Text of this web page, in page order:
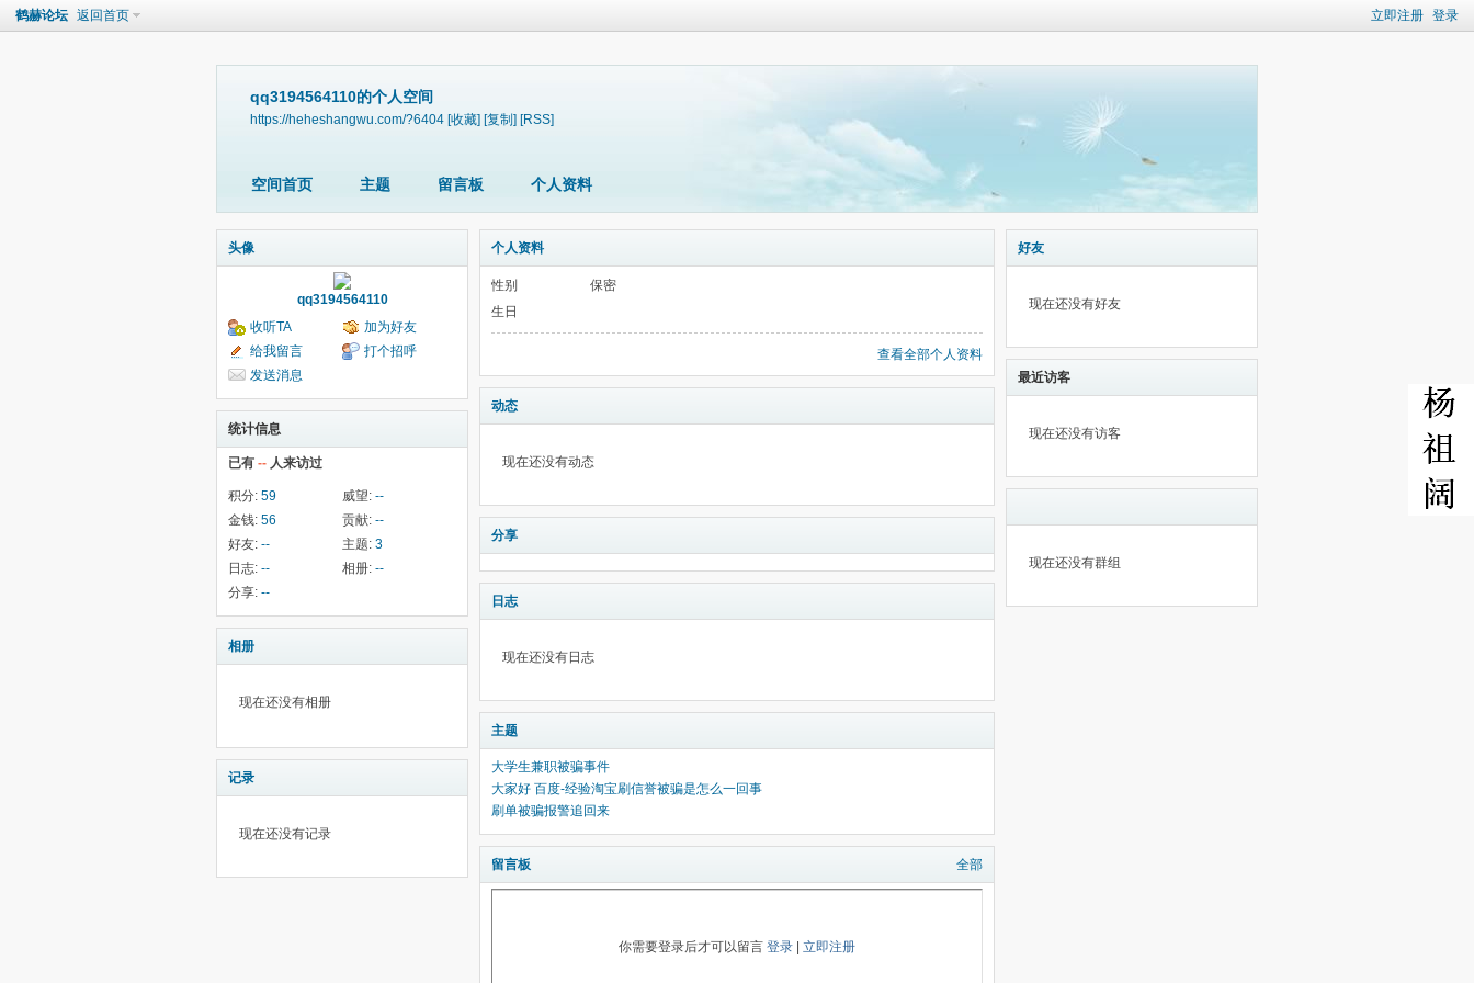
立即注册 登录
鹤赫论坛 返回首页
qq3194564110的个人空间
https://heheshangwu.com/?6404 [收藏] [复制] [RSS]
空间首页 主题 留言板 个人资料
头像
qq3194564110
收听TA
加为好友
给我留言
打个招呼
发送消息
统计信息
已有 -- 人来访过
积分: 59 威望: --
金钱: 56 贡献: --
好友: -- 主题: 3
日志: -- 相册: --
分享: --
相册
现在还没有相册
记录
现在还没有记录
个人资料
性别
保密
生日
查看全部个人资料
动态
现在还没有动态
分享
日志
现在还没有日志
主题
大学生兼职被骗事件
大家好 百度-经验淘宝刷信誉被骗是怎么一回事
刷单被骗报警追回来
留言板 全部
你需要登录后才可以留言 登录 立即注册
好友
现在还没有好友
最近访客
现在还没有访客
现在还没有群组